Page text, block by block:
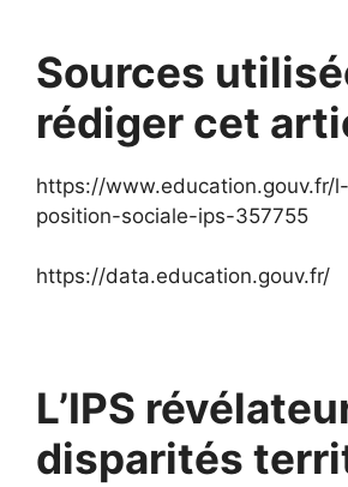
Sources
rédiger cet
https://www.education.gouv.fr/
position-sociale-ips-357755
https://data.education.gouv.fr/
L’IPS
disparités